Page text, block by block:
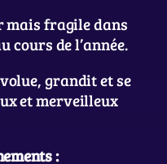
mais fragile dans
de l’année.
grandit et se
et merveilleux
: